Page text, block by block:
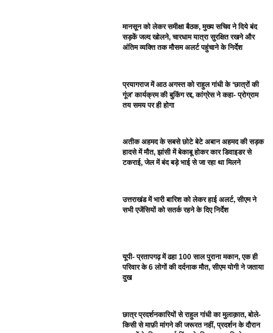
मानसून को लेकर समीक्षा बैठक, मुख्य सचिव ने दिये बंद
सड़कें जल्द खोलने, चारधाम यात्रा सुरक्षित रखने और
अंतिम व्यक्ति तक मौसम अलर्ट पहुंचाने के निर्देश
प्रयागराज में आठ अगस्त को राहुल गांधी के ‘छात्रों की
गूंज’ कार्यक्रम की बुकिंग रद्द, कांग्रेस ने कहा- प्रोग्राम
तय समय पर ही होगा
अतीक अहमद के सबसे छोटे बेटे अबान अहमद की सड़क
हादसे में मौत, झांसी में बेकाबू होकर कार डिवाइडर से
टकराई, जेल में बंद बड़े भाई से जा रहा था मिलने
उत्तराखंड में भारी बारिश को लेकर हाई अलर्ट, सीएम ने
सभी एजेंसियों को सतर्क रहने के दिए निर्देश
यूपी- प्रतापगढ़ में ढहा 100 साल पुराना मकान, एक ही
परिवार के 6 लोगों की दर्दनाक मौत, सीएम योगी ने जताया
दुख
छात्र प्रदर्शनकारियों से राहुल गांधी का मुलाक़ात, बोले-
किसी से माफ़ी मांगने की जरूरत नहीं, प्रदर्शन के दौरान